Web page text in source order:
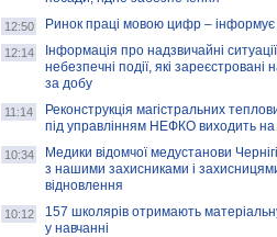
12:50 Ринок праці мовою цифр – інформує
12:14
Інформація про надзвичайні
небезпечні події, які зареєстровані
за добу
11:14
Реконструкція магістральних
під управлінням НЕФКО виходить
10:34
Медики відомчої медустанови
з нашими захисниками і
відновлення
10:12
157 школярів отримають
у навчанні